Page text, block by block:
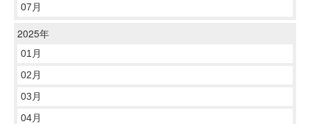
07月
2025年
01月
02月
03月
04月